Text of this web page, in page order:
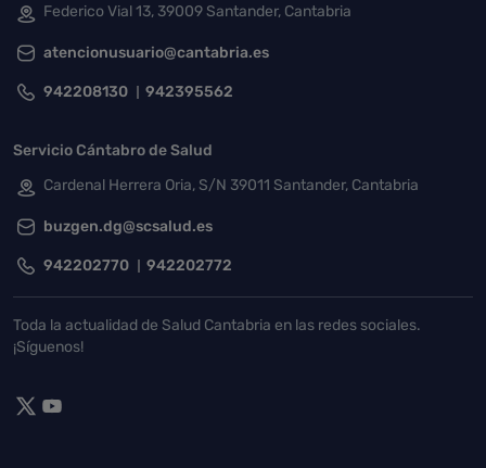
Federico Vial 13, 39009 Santander, Cantabria
atencionusuario@cantabria.es
942208130 942395562
Servicio Cántabro de Salud
Cardenal Herrera Oria, S/N 39011 Santander, Cantabria
buzgen.dg@scsalud.es
942202770 942202772
Toda la actualidad de Salud Cantabria en las redes sociales.
¡Síguenos!